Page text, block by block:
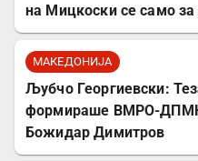
на Мицкоски се само за
МАКЕДОНИЈА
Љубчо Георгиевски:
формираше ВМРО-
Божидар Димитров